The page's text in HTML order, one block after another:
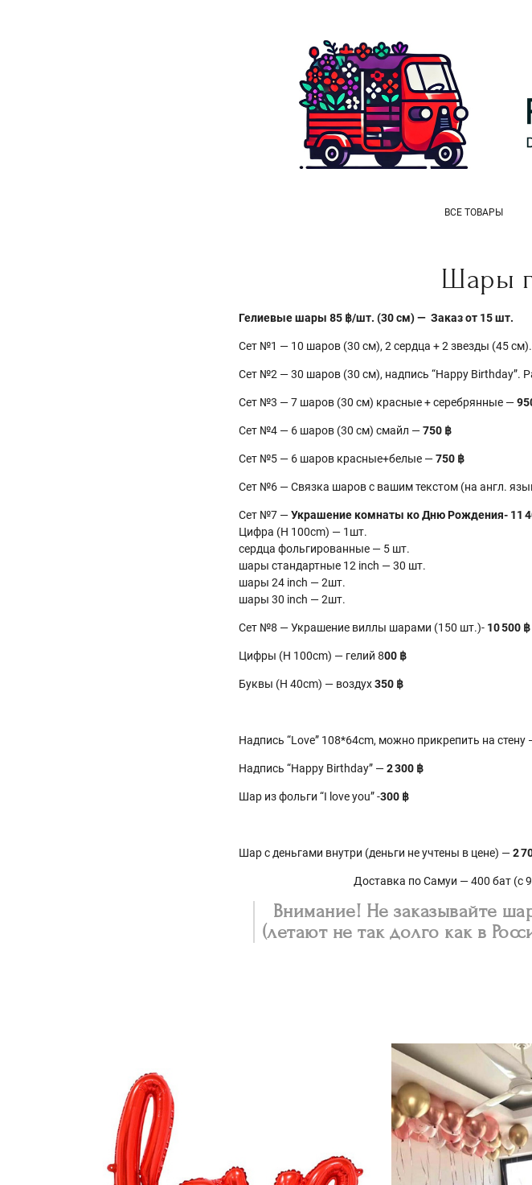
ВСЕ ТОВАРЫ
Шары
Гелиевые шары 85 ฿/шт. (30 см) — Заказ от 15 шт.
Сет №1 — 10 шаров (30 см), 2 сердца + 2 звезды (45
Сет №2 — 30 шаров (30 см), надпись “Happy Birthday”.
Сет №3 — 7 шаров (30 см) красные + серебрянные —9
Сет №4 — 6 шаров (30 см) смайл —750 ฿
Сет №5 — 6 шаров красные+белые —750 ฿
Сет №6 — Связка шаров с вашим текстом (на англ.
Сет №7 —Украшение комнаты ко Дню Рождения- 11
Цифра (H 100cm) — 1шт.
сердца фольгированные — 5 шт.
шары стандартные 12 inch — 30 шт.
шары 24 inch — 2шт.
шары 30 inch — 2шт.
Сет №8 — Украшение виллы шарами (150 шт.)- 10 500 ฿
Цифры (H 100cm) — гелий 800 ฿
Буквы (H 40cm) — воздух350 ฿
Надпись “Love” 108*64cm, можно прикрепить на стену
Надпись “Happy Birthday” —2 300 ฿
Шар из фольги “I love you” -300 ฿
Шар с деньгами внутри (деньги не учтены в цене) —2
Доставка по Самуи — 400 бат (с
Внимание! Не заказывайте
(летают не так долго как в